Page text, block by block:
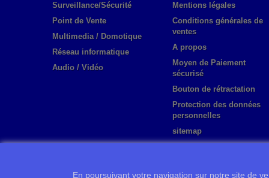
Surveillance/Sécurité
Point de Vente
Multimedia / Domotique
Réseau informatique
Audio / Vidéo
Mentions légales
Conditions générales de
ventes
A propos
Moyen de Paiement
sécurisé
Bouton de rétractation
Protection des données
personnelles
sitemap
En poursuivant votre navigation sur notre site de